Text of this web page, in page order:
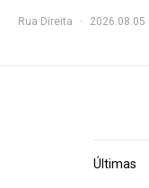
Rua Direita 2026.08.05
Últimas